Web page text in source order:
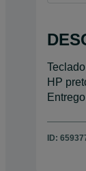
HP
ID: